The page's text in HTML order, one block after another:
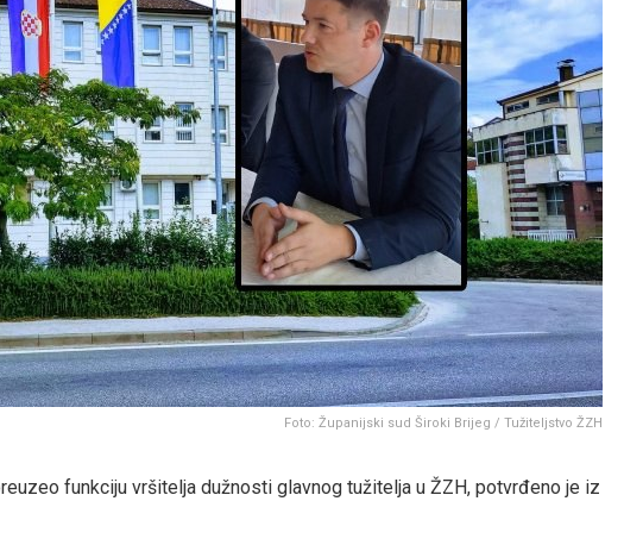
Foto: Županijski sud Široki Brijeg / Tužiteljstvo ŽZH
funkciju vršitelja dužnosti glavnog tužitelja u ŽZH, potvrđeno je iz